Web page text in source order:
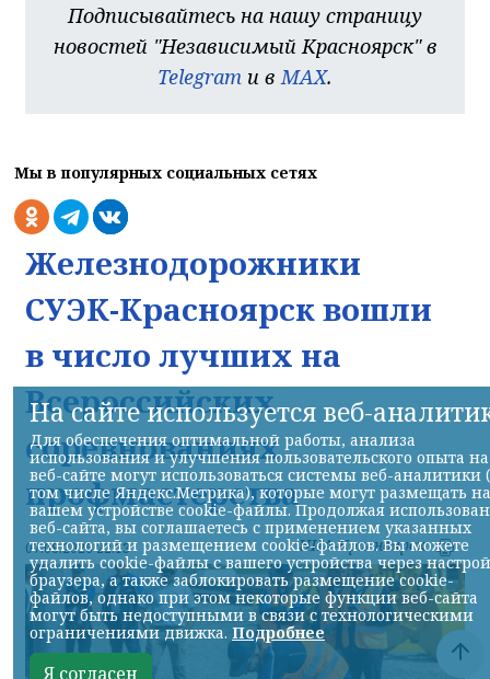
Подписывайтесь на нашу страницу
новостей "Независимый Красноярск" в
Telegram и в MAX.
Мы в популярных социальных сетях
Железнодорожники
СУЭК-Красноярск вошли
в число лучших на
Всероссийских
соревнованиях
профмастерства
07.08.2026 22:13 НИА-Красноярск
На сайте используется веб-
Для обеспечения оптимальной работы, анализа
использования и улучшения пользовательского опыта на
веб-сайте могут использоваться системы веб-аналитики
том числе Яндекс.Метрика), которые могут размещать на
вашем устройстве cookie-файлы. Продолжая
веб-сайта, вы соглашаетесь с применением указанных
технологий и размещением cookie-файлов. Вы можете
удалить cookie-файлы с вашего устройства через
браузера, а также заблокировать размещение cookie-
файлов, однако при этом некоторые функции веб-сайта
могут быть недоступными в связи с технологическими
ограничениями движка. Подробнее
Я согласен